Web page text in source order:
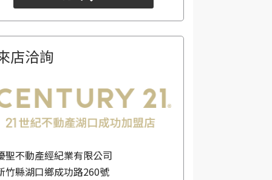
店洽詢
聖不動產經紀業有限公司
竹縣湖口鄉成功路260號